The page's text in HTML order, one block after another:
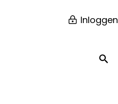
Inloggen